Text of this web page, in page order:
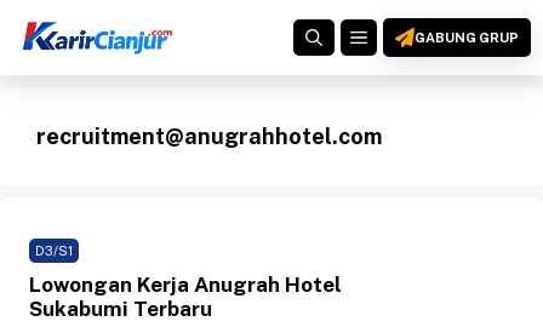
MENUGABUNG GRUP
recruitment@anugrahhotel.com
D3/S1
Lowongan Kerja Anugrah Hotel
Sukabumi Terbaru